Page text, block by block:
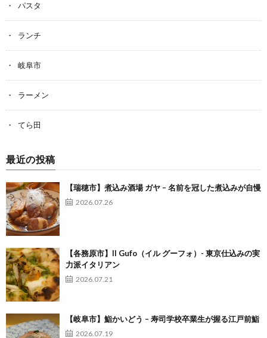
パスタ
ランチ
岐阜市
ラーメン
てら田
最近の投稿
【瑞穂市】煮込み酒場 ガヤ – 名前を冠した煮込みが自慢
2026.07.26
【各務原市】Il Gufo（イル グーフォ）- 東京仕込みの実
力派イタリアン
2026.07.21
【岐阜市】鮨かいどう – 寿司学校卒業生が握る江戸前鮨
2026.07.19